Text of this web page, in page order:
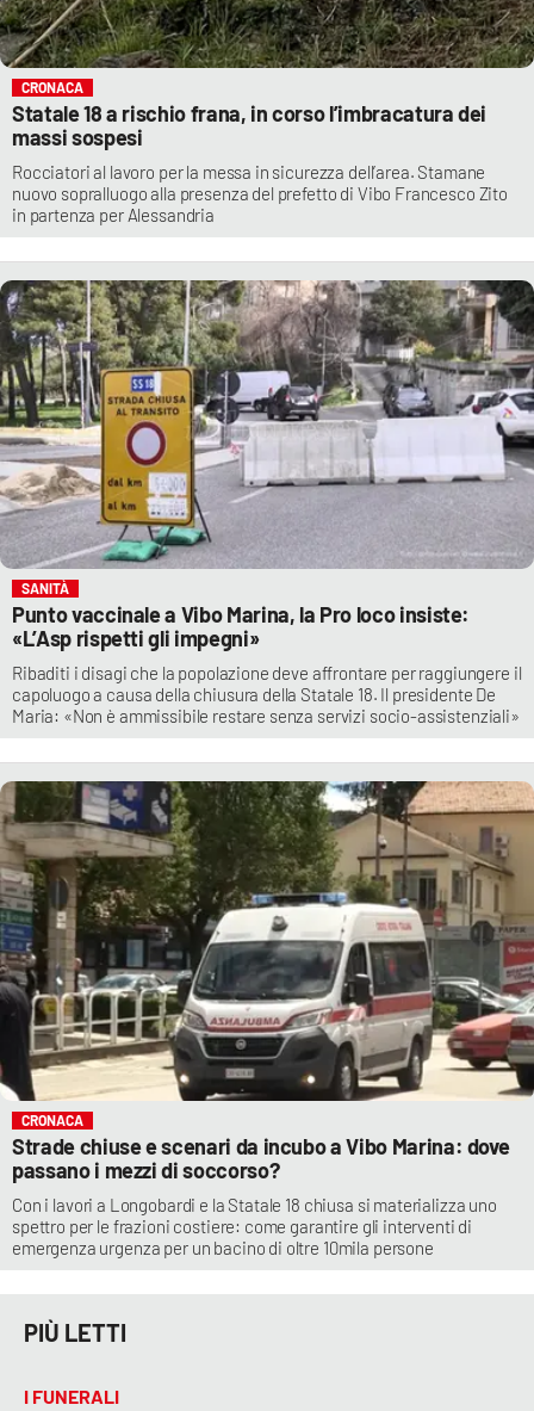
CRONACA
Statale 18 a rischio frana, in corso l’imbracatura dei
massi sospesi
Rocciatori al lavoro per la messa in sicurezza dell’area. Stamane
nuovo sopralluogo alla presenza del prefetto di Vibo Francesco Zito
in partenza per Alessandria
SANITÀ
Punto vaccinale a Vibo Marina, la Pro loco insiste:
«L’Asp rispetti gli impegni»
Ribaditi i disagi che la popolazione deve affrontare per raggiungere il
capoluogo a causa della chiusura della Statale 18. Il presidente De
Maria: «Non è ammissibile restare senza servizi socio-assistenziali»
CRONACA
Strade chiuse e scenari da incubo a Vibo Marina: dove
passano i mezzi di soccorso?
Con i lavori a Longobardi e la Statale 18 chiusa si materializza uno
spettro per le frazioni costiere: come garantire gli interventi di
emergenza urgenza per un bacino di oltre 10mila persone
PIÙ LETTI
I FUNERALI